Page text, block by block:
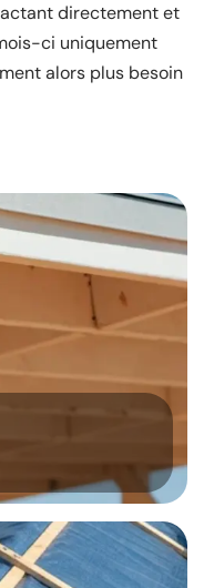
directement et
ci uniquement
alors plus besoin